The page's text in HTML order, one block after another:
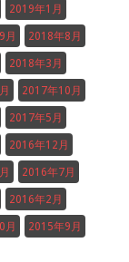
2019年1月
月 2018年8月
2018年3月
2017年10月
2017年5月
2016年12月
2016年7月
2016年2月
月 2015年9月